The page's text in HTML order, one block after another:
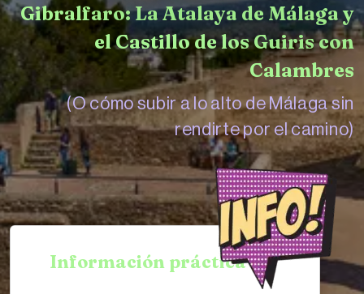
Gibralfaro: La Atalaya de Málaga y
el Castillo de los Guiris con
Calambres
(O cómo subir a lo alto de Málaga sin
rendirte por el camino)
Información práctica